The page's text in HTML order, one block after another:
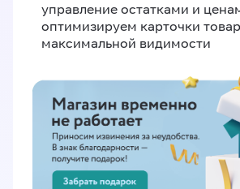
управление остатками и
оптимизируем карточки
максимальной видимости